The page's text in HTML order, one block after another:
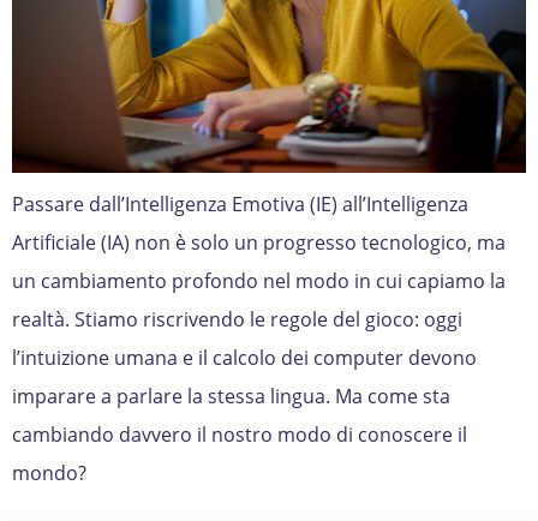
Passare dall’Intelligenza Emotiva (IE) all’Intelligenza
Artificiale (IA) non è solo un progresso tecnologico, ma
un cambiamento profondo nel modo in cui capiamo la
realtà. Stiamo riscrivendo le regole del gioco: oggi
l’intuizione umana e il calcolo dei computer devono
imparare a parlare la stessa lingua. Ma come sta
cambiando davvero il nostro modo di conoscere il
mondo?